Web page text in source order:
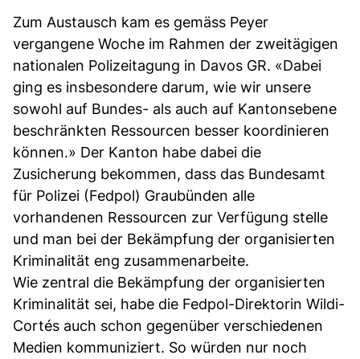
Zum Austausch kam es gemäss Peyer
vergangene Woche im Rahmen der zweitägigen
nationalen Polizeitagung in Davos GR. «Dabei
ging es insbesondere darum, wie wir unsere
sowohl auf Bundes- als auch auf Kantonsebene
beschränkten Ressourcen besser koordinieren
können.» Der Kanton habe dabei die
Zusicherung bekommen, dass das Bundesamt
für Polizei (Fedpol) Graubünden alle
vorhandenen Ressourcen zur Verfügung stelle
und man bei der Bekämpfung der organisierten
Kriminalität eng zusammenarbeite.
Wie zentral die Bekämpfung der organisierten
Kriminalität sei, habe die Fedpol-Direktorin Wildi-
Cortés auch schon gegenüber verschiedenen
Medien kommuniziert. So würden nur noch